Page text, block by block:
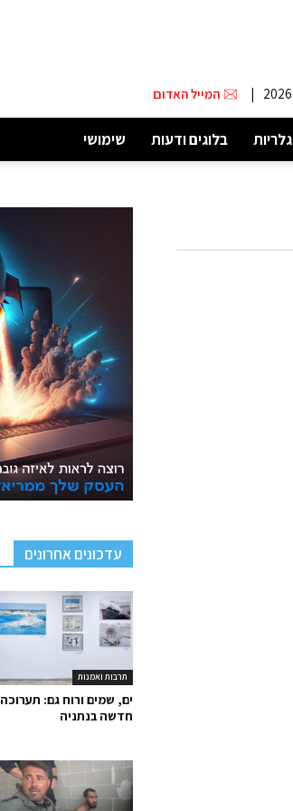
| המייל האדום
גלריות בלוגים ודעות שימושי
עדכונים אחרונים
תרבות ואמנות
ים, שמים ורוח גם: תערוכה
חדשה בנתניה